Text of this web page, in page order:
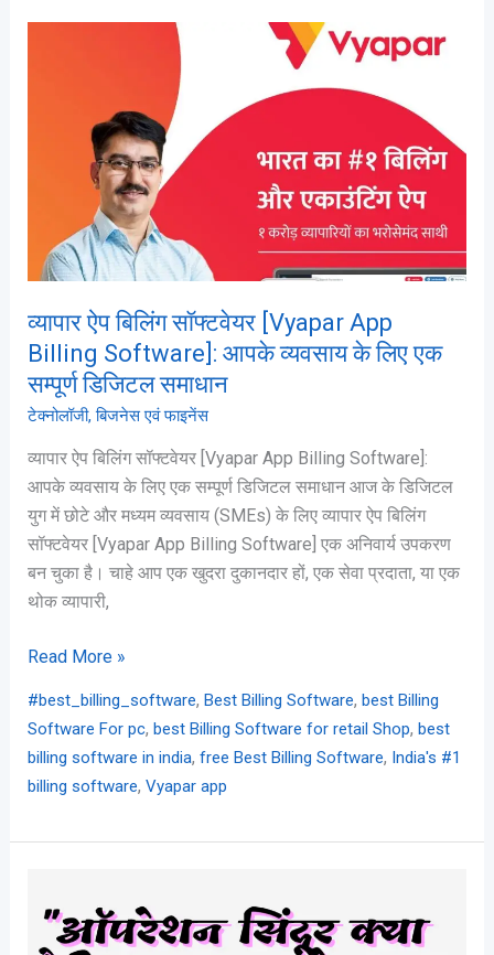
व्यापार ऐप बिलिंग सॉफ्टवेयर [Vyapar App
Billing Software]: आपके व्यवसाय के लिए एक
सम्पूर्ण डिजिटल समाधान
टेक्नोलॉजी,बिजनेस एवं फाइनेंस
व्यापार ऐप बिलिंग सॉफ्टवेयर [Vyapar App Billing Software]:
आपके व्यवसाय के लिए एक सम्पूर्ण डिजिटल समाधान आज के डिजिटल
युग में छोटे और मध्यम व्यवसाय (SMEs) के लिए व्यापार ऐप बिलिंग
सॉफ्टवेयर [Vyapar App Billing Software] एक अनिवार्य उपकरण
बन चुका है। चाहे आप एक खुदरा दुकानदार हों, एक सेवा प्रदाता, या एक
थोक व्यापारी,
Software]:
आपके
के
लिए
एक
सम्पूर्ण
समाधान
Read More »
#best_billing_software, Best Billing Software, best Billing
Software For pc, best Billing Software for retail Shop, best
billing software in india, free Best Billing Software, India's #1
billing software, Vyapar app
ऑपरेशन